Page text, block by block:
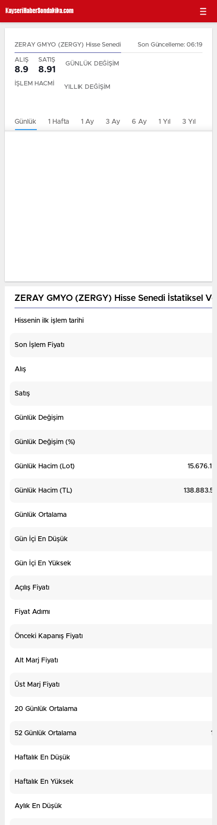
ZERAY GMYO (ZERGY) Hisse Senedi Son Güncelleme: 06:19
ALIŞ
8.9
SATIŞ
8.91
GÜNLÜK DEĞİŞİM
İŞLEM HACMİ YILLIK DEĞİŞİM
Günlük 1 Hafta 1 Ay 3 Ay 6 Ay 1 Yıl 3 Yıl
ZERAY GMYO (ZERGY) Hisse Senedi İstatiksel
Hissenin ilk işlem tarihi
Son İşlem Fiyatı
Alış
Satış
Günlük Değişim
Günlük Değişim (%)
Günlük Hacim (Lot)
Günlük Hacim (TL)
Günlük Ortalama
Gün İçi En Düşük
Gün İçi En Yüksek
Açılış Fiyatı
Fiyat Adımı
Önceki Kapanış Fiyatı
Alt Marj Fiyatı
Üst Marj Fiyatı
20 Günlük Ortalama
52 Günlük Ortalama
Haftalık En Düşük
Haftalık En Yüksek
Aylık En Düşük